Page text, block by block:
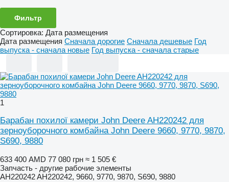
Фильтр
Сортировка: Дата размещения
Дата размещения Сначала дорогие Сначала дешевые Год
выпуска - сначала новые Год выпуска - сначала старые
1
Барабан похилої камери John Deere AH220242 для
зерноуборочного комбайна John Deere 9660, 9770, 9870,
S690, 9880
633 400 AMD 77 080 грн ≈ 1 505 €
Запчасть - другие рабочие элементы
AH220242 AH220242, 9660, 9770, 9870, S690, 9880